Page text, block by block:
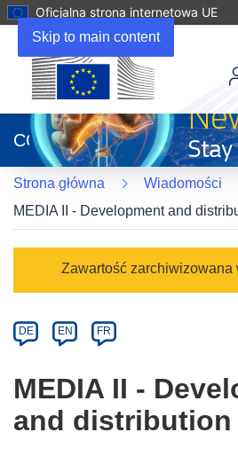
Skip to main content
Oficjalna strona internetowa UE
otworzy
się
w
nowym
oknie)
CORDIS
Strona główna
Wiadomości
MEDIA II - Development and
Category
Zawartość zarchiwizowana
Article
available
the
following
languages:
DE EN FR
MEDIA II -
and distribution